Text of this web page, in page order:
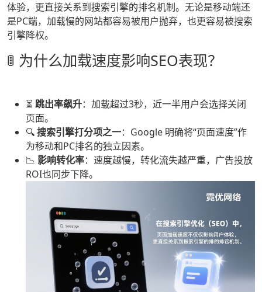
体验，更直接关系到搜索引擎的排名机制。无论是移动端还
是PC端，加载慢的网站都容易被用户抛弃，也更容易被搜索
引擎降权。
🚦 为什么加载速度影响SEO表现？
⏳ 跳出率飙升：加载超过3秒，近一半用户会选择关闭
页面。
🔍搜索引擎打分项之一：Google 明确将“页面速度”作
为移动和PC排名的独立因素。
📉 影响转化率：速度越慢，转化流失越严重，广告投放
ROI也同步下降。